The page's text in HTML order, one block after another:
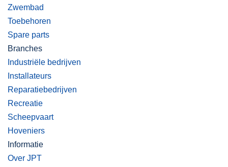
Zwembad
Toebehoren
Spare parts
Branches
Industriële bedrijven
Installateurs
Reparatiebedrijven
Recreatie
Scheepvaart
Hoveniers
Informatie
Over JPT